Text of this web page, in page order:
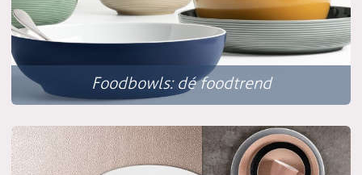
Foodbowls: dé foodtrend